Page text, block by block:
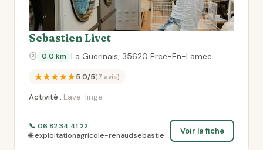
Sebastien Livet
0.0 km La Guerinais, 35620 Erce-En-Lamee
★★★★★5.0/5(7 avis)
Activité : Lave-linge
📞 06 82 34 41 22
🌐 exploitationagricole-renaudsebastie
Voir la fiche